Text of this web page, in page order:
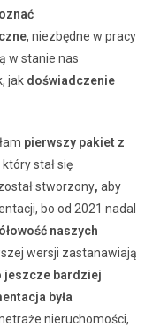
, niezbędne w pracy
w stanie nas
jak doświadczenie
pierwszy pakiet z
który stał się
stworzony, aby
bo od 2021 nadal
naszych
wersji zastanawiają
jeszcze bardziej
była
nieruchomości,